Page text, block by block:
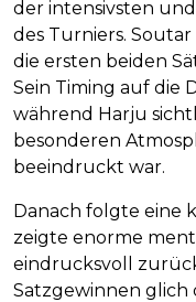
der intensivsten
des Turniers.
die ersten beiden
Sein Timing auf die
während Harju
besonderen
beeindruckt war.
Danach folgte eine
zeigte enorme
eindrucksvoll
Satzgewinnen glich